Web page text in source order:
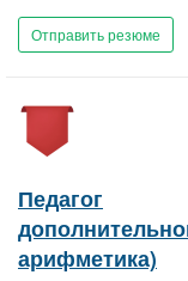
Отправить резюме
Педагог
арифметика)